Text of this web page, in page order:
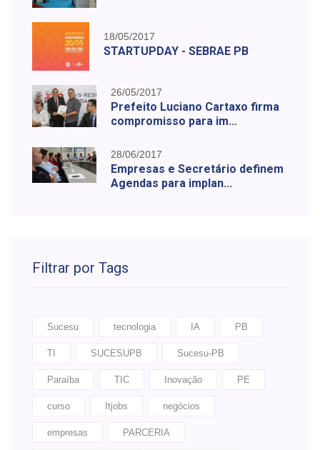
18/05/2017
STARTUPDAY - SEBRAE PB
26/05/2017
Prefeito Luciano Cartaxo firma
compromisso para im...
28/06/2017
Empresas e Secretário definem
Agendas para implan...
Filtrar por Tags
Sucesu tecnologia IA PB
TI SUCESUPB Sucesu-PB
Paraíba TIC Inovação PE
curso Itjobs negócios
empresas PARCERIA